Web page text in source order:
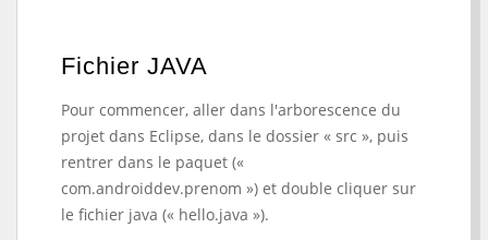
Fichier JAVA
Pour commencer, aller dans l'arborescence du
projet dans Eclipse, dans le dossier « src », puis
rentrer dans le paquet («
com.androiddev.prenom ») et double cliquer sur
le fichier java (« hello.java »).